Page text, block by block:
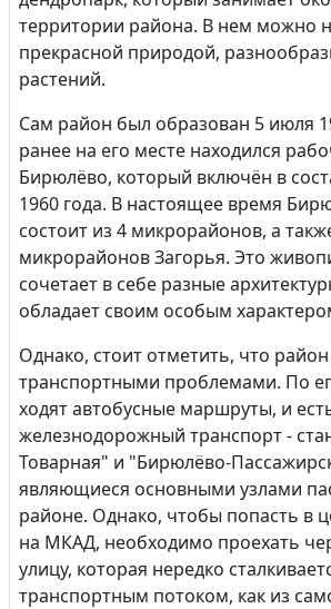
территории района. В нем можно
прекрасной природой,
растений.
Сам район был образован 5 июля
ранее на его месте находился
Бирюлёво, который включён в
1960 года. В настоящее время
состоит из 4 микрорайонов, а
микрорайонов Загорья. Это
сочетает в себе разные
обладает своим особым
Однако, стоит отметить, что район
транспортными проблемами. По
ходят автобусные маршруты, и
железнодорожный транспорт -
Товарная" и "Бирюлёво-
являющиеся основными узлами
районе. Однако, чтобы попасть в
на МКАД, необходимо проехать
улицу, которая нередко
транспортным потоком, как из